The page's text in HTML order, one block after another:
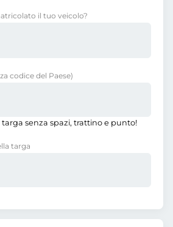
il tuo veicolo?
codice del Paese)
senza spazi, trattino e punto!
targa